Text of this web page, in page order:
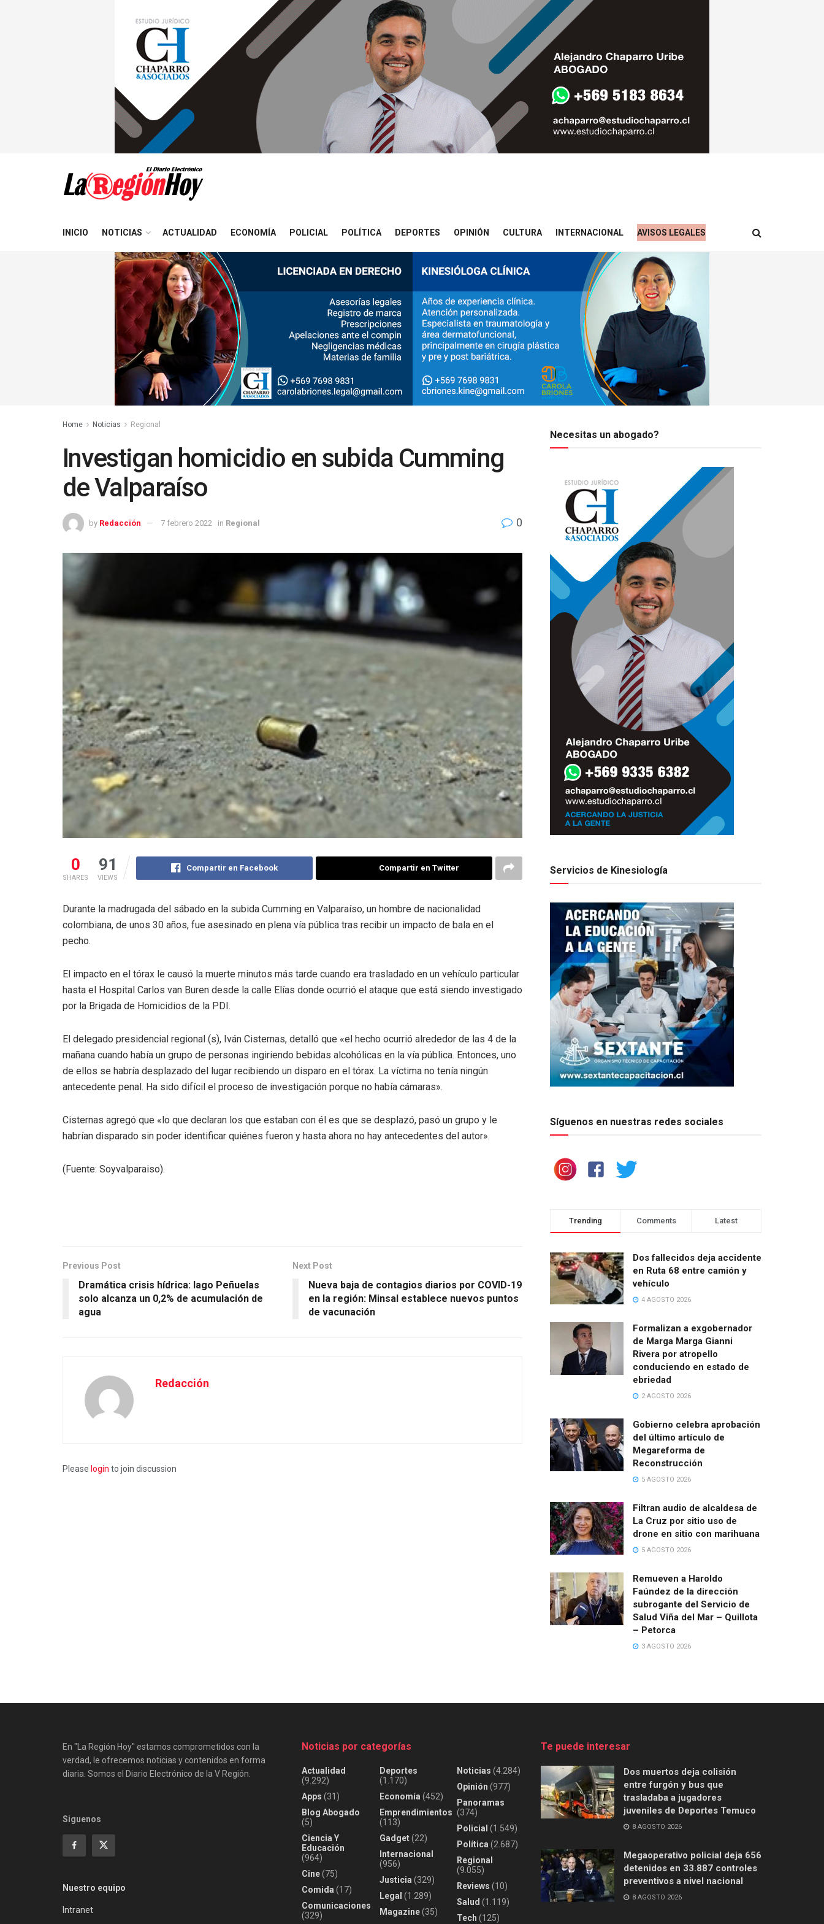
INICIO NOTICIAS ACTUALIDAD ECONOMÍA POLICIAL POLÍTICA DEPORTES OPINIÓN CULTURA INTERNACIONAL AVISOS LEGALES
Home Noticias Regional
Investigan homicidio en subida Cumming
de Valparaíso
by Redacción 7 febrero 2022 in Regional 0
0
SHARES
91
VIEWS
Compartir en Facebook Compartir en Twitter
Durante la madrugada del sábado en la subida Cumming en Valparaíso, un hombre de nacionalidad
colombiana, de unos 30 años, fue asesinado en plena vía pública tras recibir un impacto de bala en el
pecho.
El impacto en el tórax le causó la muerte minutos más tarde cuando era trasladado en un vehículo particular
hasta el Hospital Carlos van Buren desde la calle Elías donde ocurrió el ataque que está siendo investigado
por la Brigada de Homicidios de la PDI.
El delegado presidencial regional (s), Iván Cisternas, detalló que «el hecho ocurrió alrededor de las 4 de la
mañana cuando había un grupo de personas ingiriendo bebidas alcohólicas en la vía pública. Entonces, uno
de ellos se habría desplazado del lugar recibiendo un disparo en el tórax. La víctima no tenía ningún
antecedente penal. Ha sido difícil el proceso de investigación porque no había cámaras».
Cisternas agregó que «lo que declaran los que estaban con él es que se desplazó, pasó un grupo y le
habrían disparado sin poder identificar quiénes fueron y hasta ahora no hay antecedentes del autor».
(Fuente: Soyvalparaiso).
Previous Post
Dramática crisis hídrica: lago Peñuelas
solo alcanza un 0,2% de acumulación de
agua
Next Post
Nueva baja de contagios diarios por COVID-19
en la región: Minsal establece nuevos puntos
de vacunación
Redacción
Please login to join discussion
Necesitas un abogado?
Servicios de Kinesiología
Síguenos en nuestras redes sociales
Trending Comments Latest
Dos fallecidos deja accidente
en Ruta 68 entre camión y
vehículo
4 AGOSTO 2026
Formalizan a exgobernador
de Marga Marga Gianni
Rivera por atropello
conduciendo en estado de
ebriedad
2 AGOSTO 2026
Gobierno celebra aprobación
del último artículo de
Megareforma de
Reconstrucción
5 AGOSTO 2026
Filtran audio de alcaldesa de
La Cruz por sitio uso de
drone en sitio con marihuana
5 AGOSTO 2026
Remueven a Haroldo
Faúndez de la dirección
subrogante del Servicio de
Salud Viña del Mar – Quillota
– Petorca
3 AGOSTO 2026
En "La Región Hoy" estamos comprometidos con la
verdad, le ofrecemos noticias y contenidos en forma
diaria. Somos el Diario Electrónico de la V Región.
Siguenos
Nuestro equipo
Intranet
Noticias por categorías
Actualidad
(9.292)
Apps (31)
Blog Abogado
(5)
Ciencia Y
Educación
(964)
Cine(75)
Comida (17)
Comunicaciones
(329)
Deportes
(1.170)
Economía (452)
Emprendimientos
(113)
Gadget(22)
Internacional
(956)
Justicia (329)
Legal (1.289)
Magazine(35)
Noticias (4.284)
Opinión (977)
Panoramas
(374)
Policial (1.549)
Política (2.687)
Regional
(9.055)
Reviews (10)
Salud (1.119)
Tech (125)
Te puede interesar
Dos muertos deja colisión
entre furgón y bus que
trasladaba a jugadores
juveniles de Deportes Temuco
8 AGOSTO 2026
Megaoperativo policial deja 656
detenidos en 33.887 controles
preventivos a nivel nacional
8 AGOSTO 2026